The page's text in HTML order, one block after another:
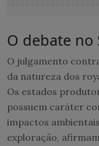
O debate no
O julgamento
da natureza dos
Os estados
possuem caráter
impactos
exploração,